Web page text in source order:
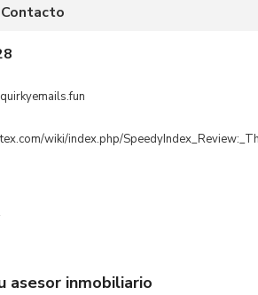
wiki/index.php/
asesor inmobiliario